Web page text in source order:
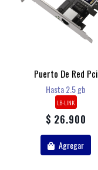
Puerto De Red Pci
Hasta 2.5 gb
LB-LINK
$ 26.900
Agregar